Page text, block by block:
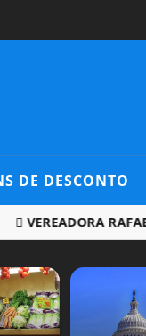
DE DESCONTO
RAFAELA